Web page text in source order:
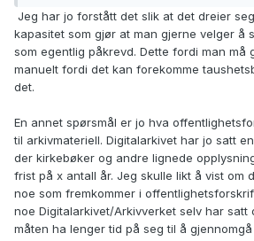
Jeg har jo forstått det slik at det dreier
kapasitet som gjør at man gjerne velger å
som egentlig påkrevd. Dette fordi man må
manuelt fordi det kan forekomme
det.
En annet spørsmål er jo hva
til arkivmateriell. Digitalarkivet har jo satt
der kirkebøker og andre lignede
frist på x antall år. Jeg skulle likt å vist om
noe som fremkommer i
noe Digitalarkivet/Arkivverket selv har satt
måten ha lenger tid på seg til å